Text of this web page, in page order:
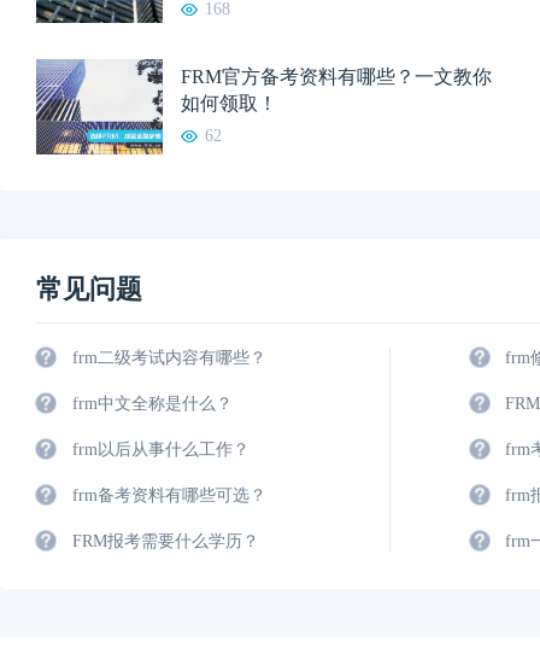
168
FRM官方备考资料有哪些？一文教你
如何领取！
62
常见问题
frm二级考试内容有哪些？
frm中文全称是什么？
frm以后从事什么工作？
frm备考资料有哪些可选？
FRM报考需要什么学历？
frm
frm
frm
frm